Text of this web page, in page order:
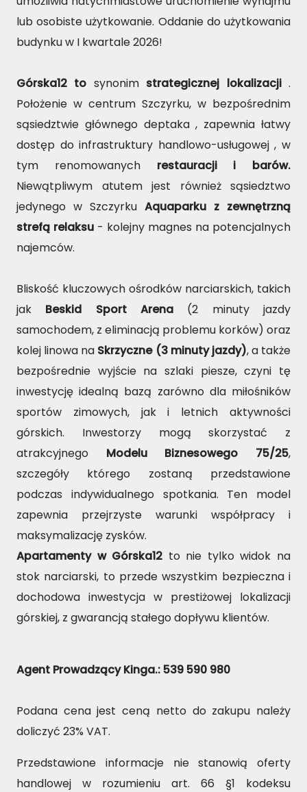
lub osobiste użytkowanie. Oddanie do użytkowania
budynku w I kwartale 2026!
Górska12 to synonim strategicznej lokalizacji.
Położenie w centrum Szczyrku, w bezpośrednim
sąsiedztwie głównego deptaka , zapewnia łatwy
dostęp do infrastruktury handlowo-usługowej , w
tym renomowanych restauracji i barów.
Niewątpliwym atutem jest również sąsiedztwo
jedynego w Szczyrku Aquaparku z zewnętrzną
strefą relaksu - kolejny magnes na potencjalnych
najemców.
Bliskość kluczowych ośrodków narciarskich, takich
jak Beskid Sport Arena (2 minuty jazdy
samochodem, z eliminacją problemu korków) oraz
kolej linowa na Skrzyczne (3 minuty jazdy), a także
bezpośrednie wyjście na szlaki piesze, czyni tę
inwestycję idealną bazą zarówno dla miłośników
sportów zimowych, jak i letnich aktywności
górskich. Inwestorzy mogą skorzystać z
atrakcyjnego Modelu Biznesowego 75/25,
szczegóły którego zostaną przedstawione
podczas indywidualnego spotkania. Ten model
zapewnia przejrzyste warunki współpracy i
maksymalizację zysków.
Apartamenty w Górska12 to nie tylko widok na
stok narciarski, to przede wszystkim bezpieczna i
dochodowa inwestycja w prestiżowej lokalizacji
górskiej, z gwarancją stałego dopływu klientów.
Agent Prowadzący Kinga.: 539 590 980
Podana cena jest ceną netto do zakupu należy
doliczyć 23% VAT.
Przedstawione informacje nie stanowią oferty
handlowej w rozumieniu art. 66 §1 kodeksu